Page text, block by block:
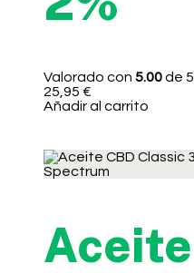
Valorado con 5.00de 5
25,95 €
Añadir al carrito
Aceite